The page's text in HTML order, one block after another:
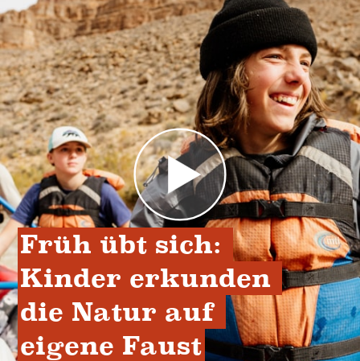
Früh übt sich:
Kinder erkunden
die Natur auf
eigene Faust